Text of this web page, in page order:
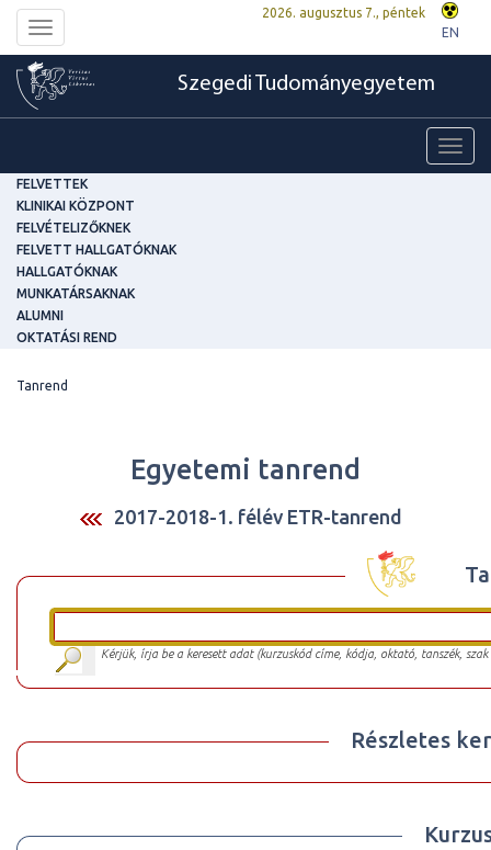
Toggle
navigation
2026. augusztus 7., péntek
EN
Szegedi Tudományegyetem
FELVETTEK
KLINIKAI KÖZPONT
FELVÉTELIZŐKNEK
FELVETT HALLGATÓKNAK
HALLGATÓKNAK
MUNKATÁRSAKNAK
ALUMNI
OKTATÁSI REND
Tanrend
Egyetemi tanrend
2017-2018-1. félév ETR-tanrend
Kérjük, írja be a keresett adat (kurzuskód címe, kódja, oktató, tanszék,
Részletes